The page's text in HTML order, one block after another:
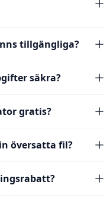
tillgängliga?
säkra?
gratis?
översatta fil?